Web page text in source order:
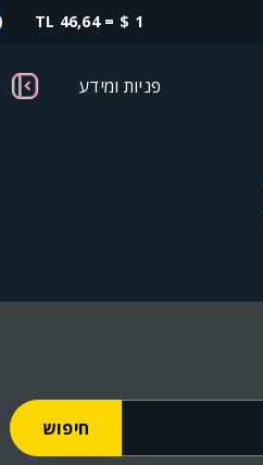
1 $ = 46,64 TL
פניות ומידע